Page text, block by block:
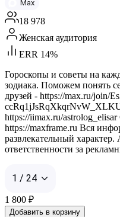
Max
18 978
Женская аудитория
ERR 14%
Гороскопы и советы на
зодиака. Поможем понять
друзей - https://max.ru/join/
https://iimax.ru/
https://maxframe.ru Вся
развлекательный
ответственности за
1 / 24
1 800 ₽
Добавить в корзину